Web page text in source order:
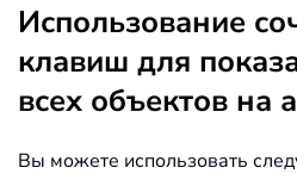
Использование
клавиш для
всех объектов на
Вы можете использовать